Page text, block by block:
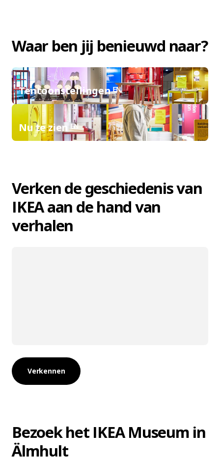
Waar ben jij benieuwd naar?
Tentoonstellingen ᴱᴺ
Nu te zien ᴱᴺ
Verken de geschiedenis van
IKEA aan de hand van
verhalen
Verkennen
Bezoek het IKEA Museum in
Älmhult